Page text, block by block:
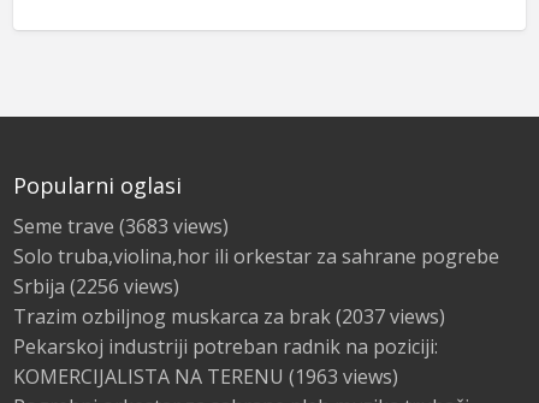
Popularni oglasi
Seme trave (3683 views)
Solo truba,violina,hor ili orkestar za sahrane pogrebe
Srbija (2256 views)
Trazim ozbiljnog muskarca za brak(2037 views)
Pekarskoj industriji potreban radnik na poziciji:
KOMERCIJALISTA NA TERENU (1963 views)